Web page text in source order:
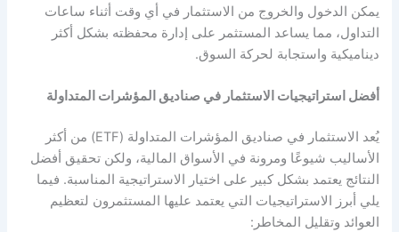
يمكن الدخول والخروج من الاستثمار في أي وقت أثناء ساعات
التداول، مما يساعد المستثمر على إدارة محفظته بشكل أكثر
ديناميكية واستجابة لحركة السوق.
أفضل استراتيجيات الاستثمار في صناديق المؤشرات المتداولة
يُعد الاستثمار في صناديق المؤشرات المتداولة (ETF) من أكثر
الأساليب شيوعًا ومرونة في الأسواق المالية، ولكن تحقيق أفضل
النتائج يعتمد بشكل كبير على اختيار الاستراتيجية المناسبة. فيما
يلي أبرز الاستراتيجيات التي يعتمد عليها المستثمرون لتعظيم
العوائد وتقليل المخاطر: